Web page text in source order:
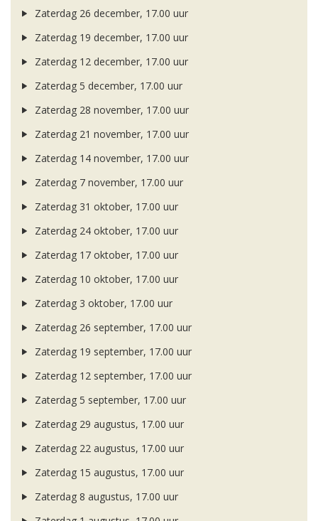
Zaterdag 26 december, 17.00 uur
Zaterdag 19 december, 17.00 uur
Zaterdag 12 december, 17.00 uur
Zaterdag 5 december, 17.00 uur
Zaterdag 28 november, 17.00 uur
Zaterdag 21 november, 17.00 uur
Zaterdag 14 november, 17.00 uur
Zaterdag 7 november, 17.00 uur
Zaterdag 31 oktober, 17.00 uur
Zaterdag 24 oktober, 17.00 uur
Zaterdag 17 oktober, 17.00 uur
Zaterdag 10 oktober, 17.00 uur
Zaterdag 3 oktober, 17.00 uur
Zaterdag 26 september, 17.00 uur
Zaterdag 19 september, 17.00 uur
Zaterdag 12 september, 17.00 uur
Zaterdag 5 september, 17.00 uur
Zaterdag 29 augustus, 17.00 uur
Zaterdag 22 augustus, 17.00 uur
Zaterdag 15 augustus, 17.00 uur
Zaterdag 8 augustus, 17.00 uur